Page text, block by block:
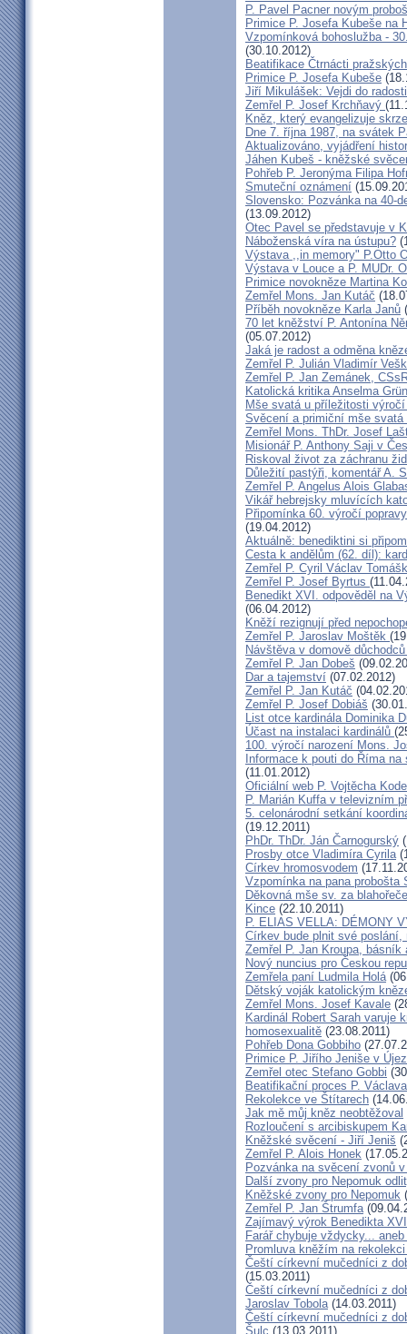
P. Pavel Pacner novým
Primice P. Josefa Kubeše na
Vzpomínková bohoslužba -
(30.10.2012)
Beatifikace Čtrnácti
Primice P. Josefa Kubeše
Jiří Mikulášek: Vejdi do
Zemřel P. Josef Krchňavý
Kněz, který evangelizuje
Dne 7. října 1987, na svátek
Aktualizováno, vyjádření
Jáhen Kubeš - kněžské
Pohřeb P. Jeronýma Filipa
Smuteční oznámení
Slovensko: Pozvánka na 40-
(13.09.2012)
Otec Pavel se představuje v
Náboženská víra na ústupu?
Výstava ,,in memory" P.Otto
Výstava v Louce a P. MUDr.
Primice novokněze Martina
Zemřel Mons. Jan Kutáč
Příběh novokněze Karla Janů
70 let kněžství P. Antonína
(05.07.2012)
Jaká je radost a odměna
Zemřel P. Julián Vladimír
Zemřel P. Jan Zemánek,
Katolická kritika Anselma
Mše svatá u příležitosti
Svěcení a primiční mše
Zemřel Mons. ThDr. Josef
Misionář P. Anthony Saji v
Riskoval život za záchranu
Důležití pastýři, komentář A.
Zemřel P. Angelus Alois
Vikář hebrejsky mluvících
Připomínka 60. výročí
(19.04.2012)
Aktuálně: benediktini si
Cesta k andělům (62. díl):
Zemřel P. Cyril Václav
Zemřel P. Josef Byrtus
Benedikt XVI. odpověděl na
(06.04.2012)
Kněží rezignují před
Zemřel P. Jaroslav Moštěk
Návštěva v domově
Zemřel P. Jan Dobeš
Dar a tajemství (07.02.2012)
Zemřel P. Jan Kutáč
Zemřel P. Josef Dobiáš
List otce kardinála Dominika
Účast na instalaci kardinálů
100. výročí narození Mons.
Informace k pouti do Říma
(11.01.2012)
Oficiální web P. Vojtěcha
P. Marián Kuffa v televizním
5. celonárodní setkání
(19.12.2011)
PhDr. ThDr. Ján Čarnogurský
Prosby otce Vladimíra Cyrila
Církev hromosvodem
Vzpomínka na pana probošta
Děkovná mše sv. za
Kince (22.10.2011)
P. ELIAS VELLA: DÉMONY
Církev bude plnit své
Zemřel P. Jan Kroupa, básník
Nový nuncius pro Českou
Zemřela paní Ludmila Holá
Dětský voják katolickým
Zemřel Mons. Josef Kavale
Kardinál Robert Sarah varuje
homosexualitě (23.08.2011)
Pohřeb Dona Gobbiho
Primice P. Jiřího Jeniše v
Zemřel otec Stefano Gobbi
Beatifikační proces P.
Rekolekce ve Štítarech
Jak mě můj kněz neobtěžoval
Rozloučení s arcibiskupem
Kněžské svěcení - Jiří Jeniš
Zemřel P. Alois Honek
Pozvánka na svěcení zvonů
Další zvony pro Nepomuk
Kněžské zvony pro Nepomuk
Zemřel P. Jan Štrumfa
Zajímavý výrok Benedikta
Farář chybuje vždycky...
Promluva kněžím na
Čeští církevní mučedníci z
(15.03.2011)
Čeští církevní mučedníci z
Jaroslav Tobola(14.03.2011)
Čeští církevní mučedníci z
Šulc (13.03.2011)